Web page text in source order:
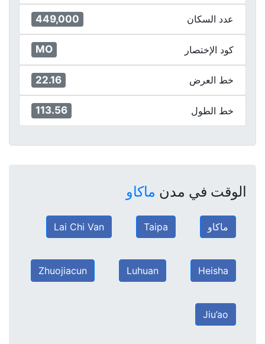
عدد السكان 449,000
كود الإختصار MO
خط العرض 22.16
خط الطول 113.56
الوقت في مدن ماكاو
ماكاو Taipa
Lai Chi Van
Heisha
Luhuan
Zhuojiacun
Jiu’ao